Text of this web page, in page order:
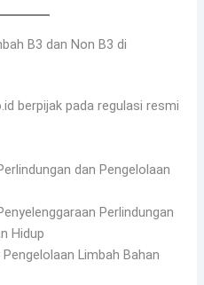
B3 dan Non B3 di
berpijak pada regulasi resmi
dan Pengelolaan
Perlindungan
Hidup
Limbah Bahan